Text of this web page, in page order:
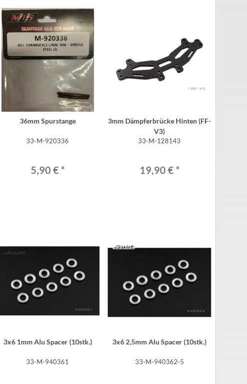
36mm Spurstange
33-M-920336
5,90 € *
3mm Dämpferbrücke Hinten (FF-
V3)
33-M-128143
19,90 € *
3x6 1mm Alu Spacer (10stk.)
33-M-940361
3x6 2,5mm Alu Spacer (10stk.)
33-M-940362-5